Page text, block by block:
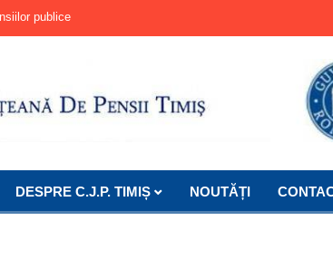
publice
Lista rezultate interviu
Anunt organizare concurs pentru functia publica
DESPRE C.J.P. TIMIȘ NOUTĂȚI